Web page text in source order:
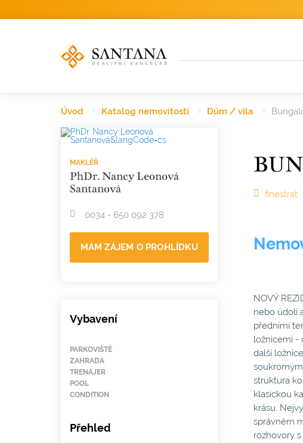
Úvod Katalog nemovitostí Dům / vila
finestrat
NOVÝ
nebo údolí
předními
ložnicemi -
další
struktura
klasickou
krásu.
správném
rozhovory
MAKLÉŘ
PhDr. Nancy Leonová
Santanová
0034 - 650 092 378
MÁM ZÁJEM O PROHLÍDKU
Vybavení
PARKOVIŠTĚ
ZAHRADA
TRENAJER
POOL
CONDITION
Přehled